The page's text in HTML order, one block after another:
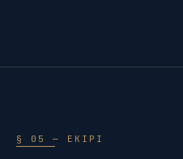
§ 05 — EKIPI